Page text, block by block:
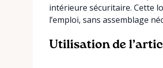
intérieure sécuritaire. Cette
l’emploi, sans assemblage
Utilisation de